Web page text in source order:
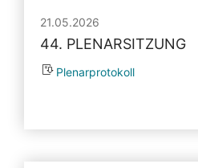
21.05.2026
44. PLENARSITZUNG
Plenarprotokoll